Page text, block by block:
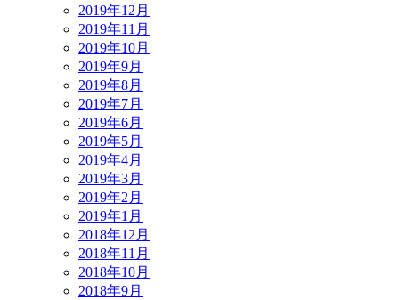
2019年12月
2019年11月
2019年10月
2019年9月
2019年8月
2019年7月
2019年6月
2019年5月
2019年4月
2019年3月
2019年2月
2019年1月
2018年12月
2018年11月
2018年10月
2018年9月